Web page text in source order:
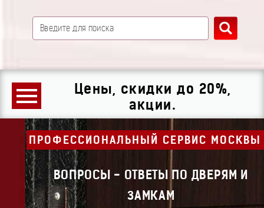
Цены, скидки до 20%,
акции.
ПРОФЕССИОНАЛЬНЫЙ СЕРВИС МОСКВЫ
ВОПРОСЫ - ОТВЕТЫ ПО ДВЕРЯМ И
ЗАМКАМ